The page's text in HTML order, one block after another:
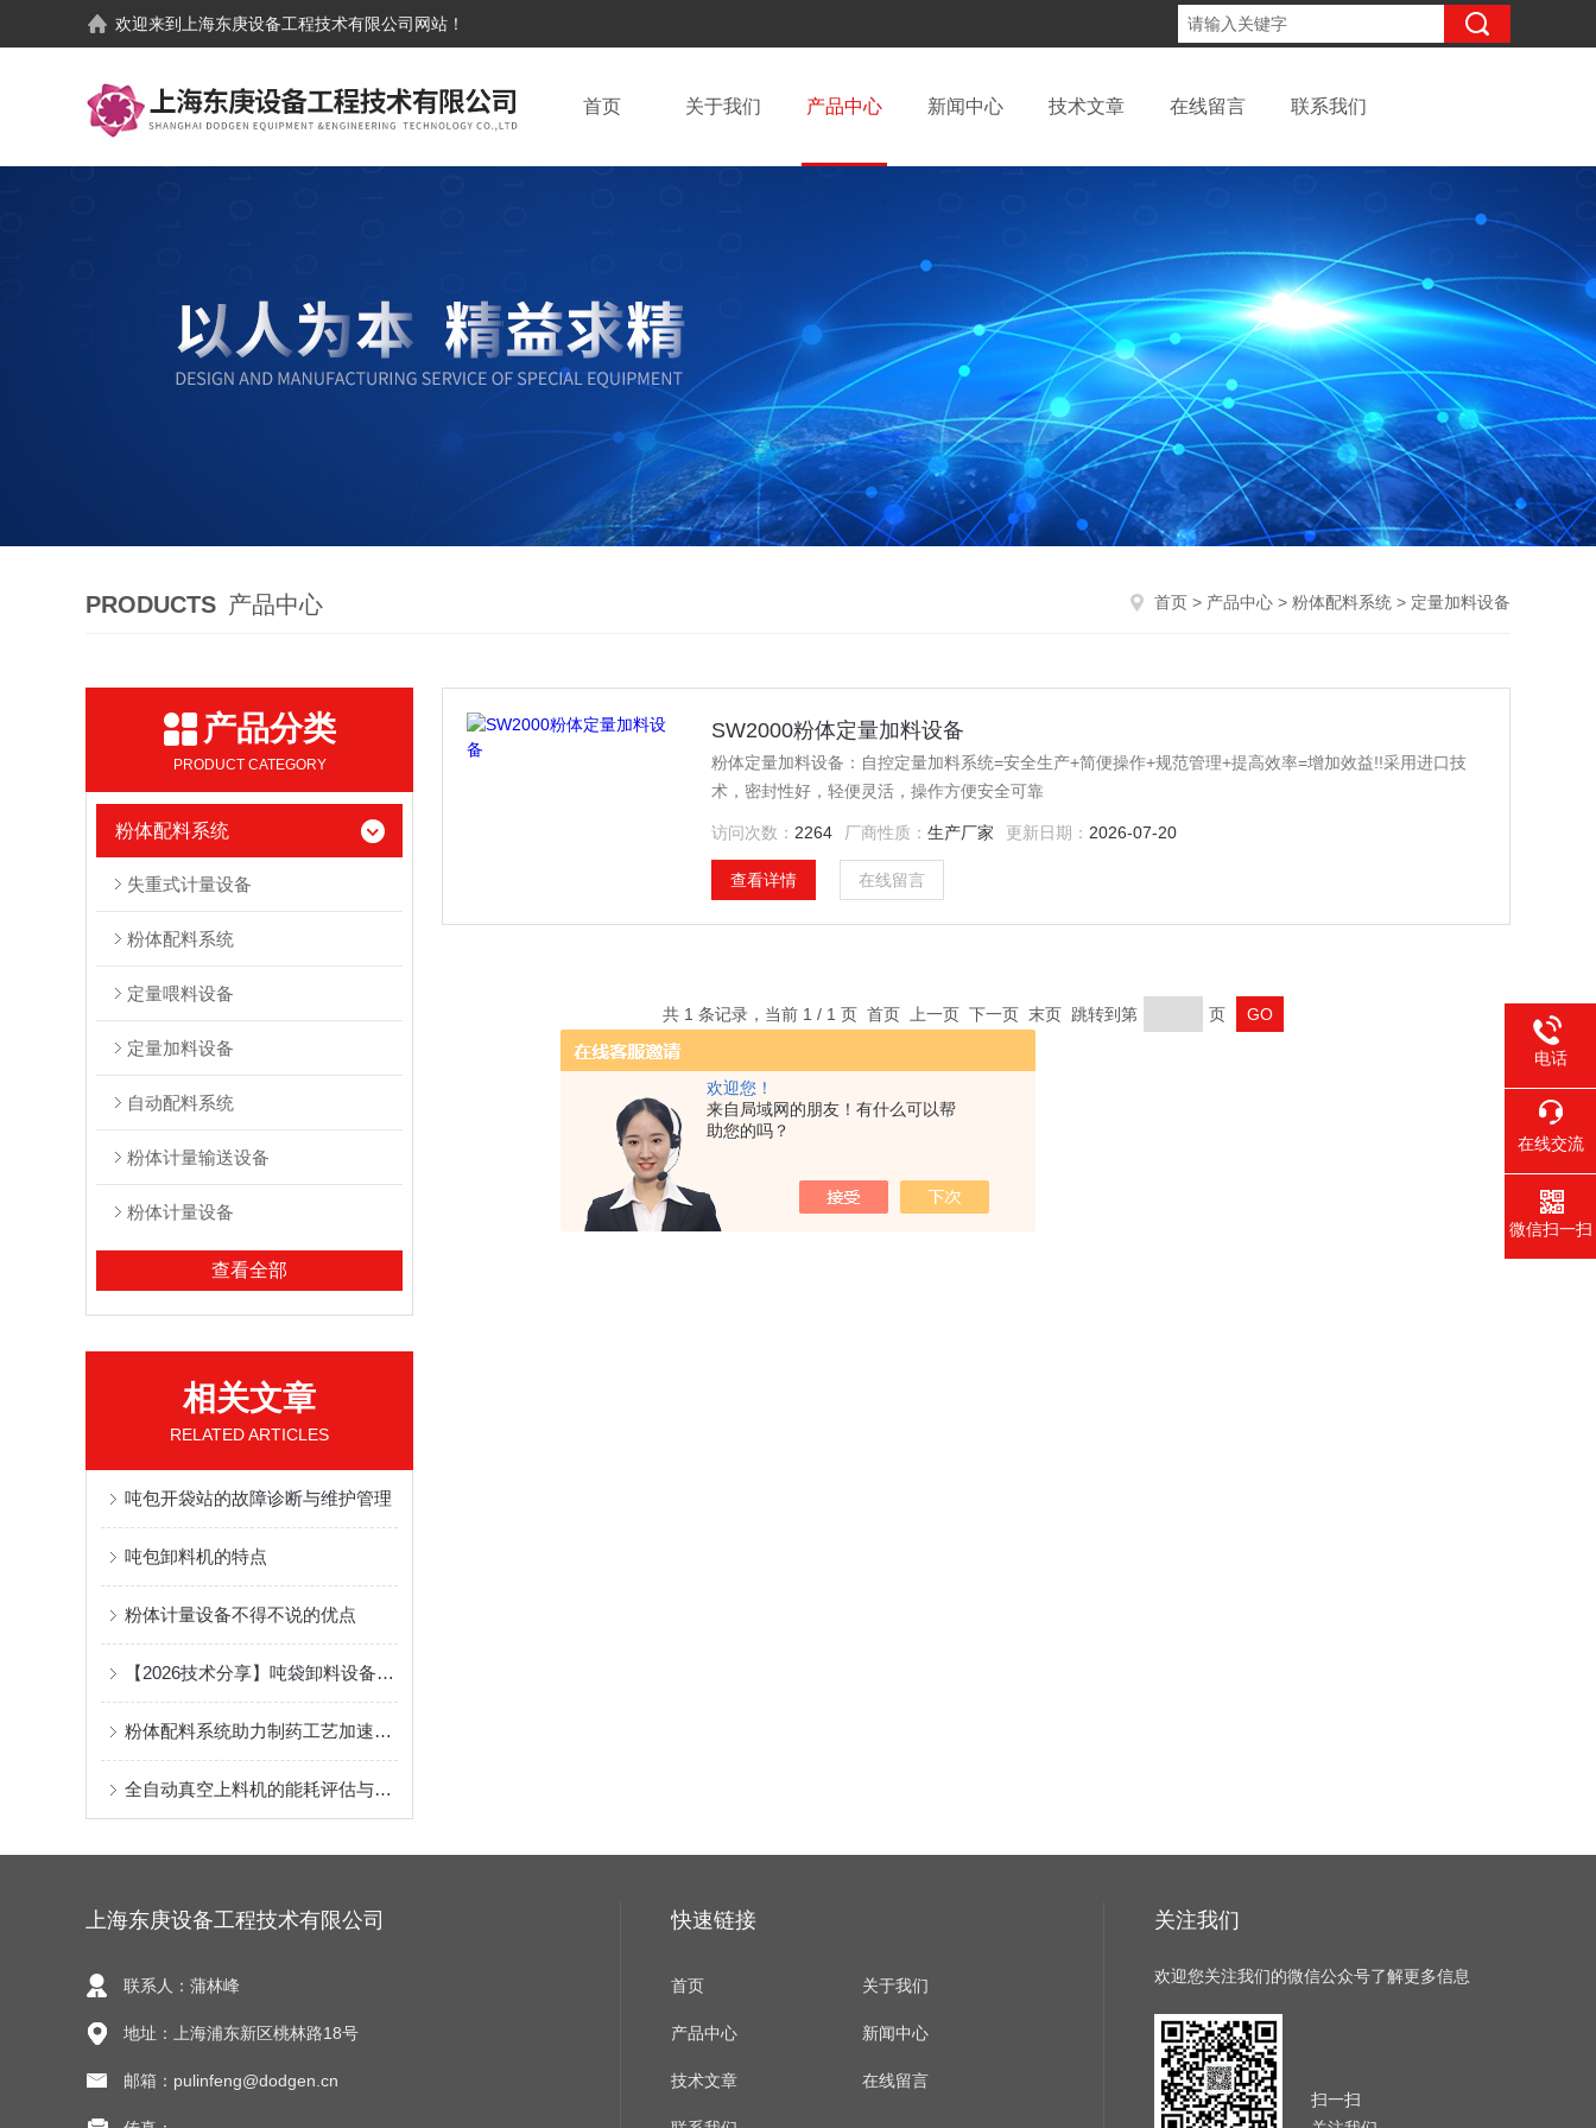
欢迎您！
来自局域网的朋友！有什么可以帮
助您的吗？
欢迎来到 上海东庚设备工程技术有限公司 网站！
首页 关于我们 产品中心 新闻中心 技术文章 在线留言 联系我们
PRODUCTS 产品中心 首页 > 产品中心 > 粉体配料系统 > 定量加料设备
产品分类
PRODUCT CATEGORY
粉体配料系统
失重式计量设备
粉体配料系统
定量喂料设备
定量加料设备
自动配料系统
粉体计量输送设备
粉体计量设备
查看全部
相关文章
RELATED ARTICLES
吨包开袋站的故障诊断与维护管理
吨包卸料机的特点
粉体计量设备不得不说的优点
【2026技术分享】吨袋卸料设备的安全操作规程
粉体配料系统助力制药工艺加速发展
全自动真空上料机的能耗评估与节能运行模式优化路径
SW2000粉体定量加料设备
粉体定量加料设备：自控定量加料系统=安全生产+简便操作+规范管理+提高效率=增加效益!!采用进口技
术，密封性好，轻便灵活，操作方便安全可靠
访问次数： 2264 厂商性质： 生产厂家 更新日期： 2026-07-20
查看详情 在线留言
共 1 条记录，当前 1 / 1 页 首页 上一页 下一页 末页 跳转到第 页
上海东庚设备工程技术有限公司
联系人：蒲林峰
地址：上海浦东新区桃林路18号
邮箱：pulinfeng@dodgen.cn
快速链接
首页 关于我们
产品中心 新闻中心
技术文章 在线留言
关注我们
欢迎您关注我们的微信公众号了解更多信息
扫一扫
电话
在线交流
微信扫一扫